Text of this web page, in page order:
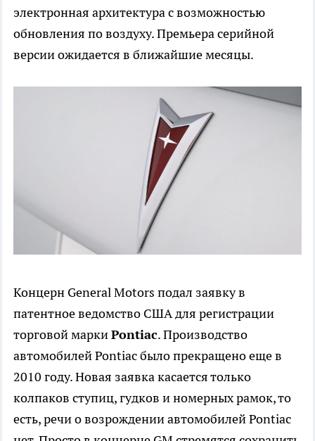
электронная архитектура с возможностью
обновления по воздуху. Премьера серийной
версии ожидается в ближайшие месяцы.
Концерн General Motors подал заявку в
патентное ведомство США для регистрации
торговой маркиPontiac. Производство
автомобилей Pontiac было прекращено еще в
2010 году. Новая заявка касается только
колпаков ступиц, гудков и номерных рамок, то
есть, речи о возрождении автомобилей Pontiac